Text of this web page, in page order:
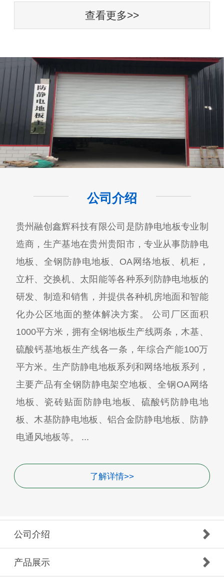
查看更多>>
公司介绍
贵州融创鑫辉科技有限公司​是防静电地板专业制
造商，生产基地在贵州贵阳市，专业从事防静电
地板、全钢防静电地板、OA网络地板、机柜，
立杆、交换机、太阳能等各种系列防静电地板的
研发、制造和销售，并提供各种机房地面和智能
化办公区地面的整体解决方案。 公司厂区面积
1000平方米，拥有全钢地板生产线两条，木基、
硫酸钙基地板生产线各一条，年综合产能100万
平方米。生产防静电地板系列和网络地板系列，
主要产品有全钢防静电架空地板、全钢OA网络
地板、瓷砖贴面防静电地板、硫酸钙防静电地
板、木基防静电地板、铝合金防静电地板、防静
电通风地板等。 ...
了解详情>>
公司介绍
产品展示